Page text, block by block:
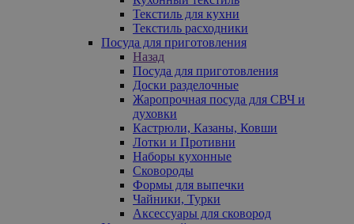
Текстиль для кухни
Текстиль расходники
Посуда для приготовления
Назад
Посуда для приготовления
Доски разделочные
Жаропрочная посуда для СВЧ и
духовки
Кастрюли, Казаны, Ковши
Лотки и Противни
Наборы кухонные
Сковороды
Формы для выпечки
Чайники, Турки
Аксессуары для сковород